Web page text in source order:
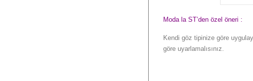
Moda la ST’den özel öneri :
Kendi göz tipinize göre
göre uyarlamalısınız.